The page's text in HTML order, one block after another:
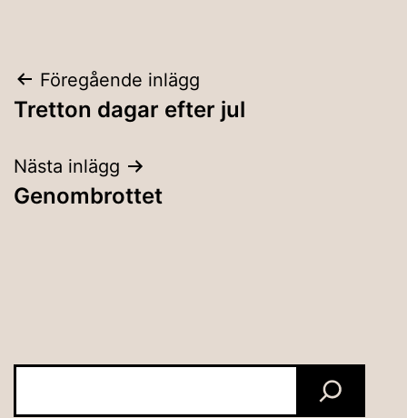
Inläggsnavigering
Föregående inlägg
Tretton dagar efter jul
Nästa inlägg
Genombrottet